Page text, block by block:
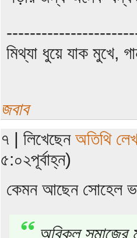
মিথ্যা ধুয়ে যাক মুখে,
জবাব
৭ | লিখেছেন অতিথি
৫:০২পূর্বাহ্ন)
কেমন আছেন সোহেল
অবিকল সমাজের